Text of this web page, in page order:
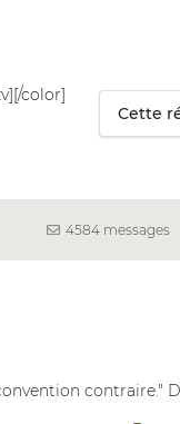
color]
Cette
4584 messages
contraire."